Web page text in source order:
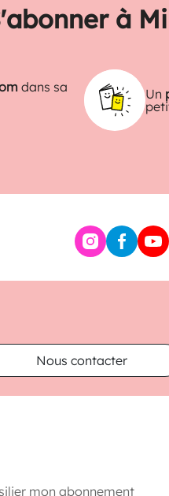
à
dans sa
Un
Nous contacter
mon abonnement